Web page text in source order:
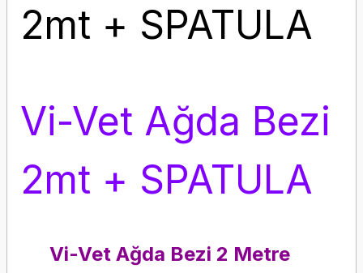
2mt + SPATULA
Vi-Vet Ağda Bezi
2mt + SPATULA
Vi-Vet Ağda Bezi 2 Metre